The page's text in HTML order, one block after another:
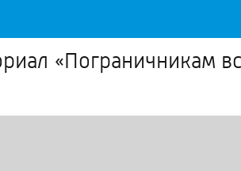
«Пограничникам